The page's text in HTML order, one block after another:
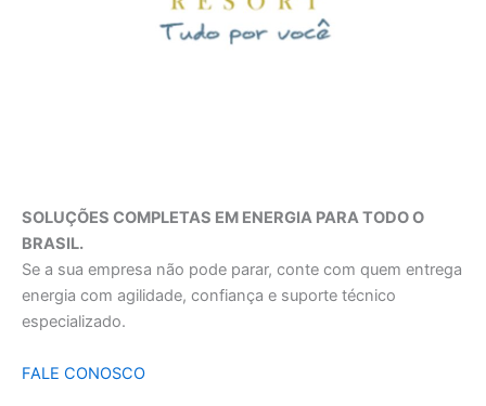
SOLUÇÕES COMPLETAS EM ENERGIA PARA TODO O
BRASIL.
Se a sua empresa não pode parar, conte com quem entrega
energia com agilidade, confiança e suporte técnico
especializado.
FALE CONOSCO